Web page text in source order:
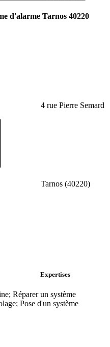
d'alarme Tarnos 40220
4 rue Pierre Semard
Tarnos (40220)
Expertises
Réparer un système
Pose d'un système